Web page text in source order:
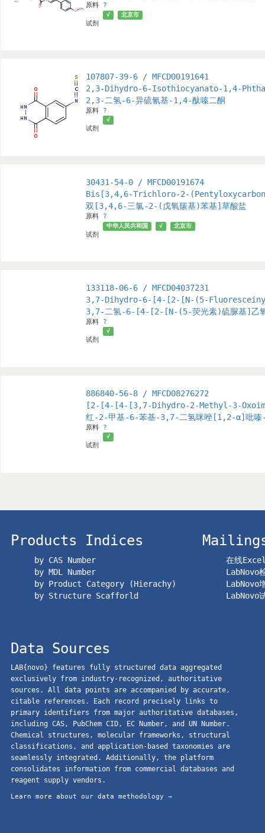
原料 ?
试剂
√ 北京市
107807-39-6 / MFCD00191641
2,3-Dihydro-6-Isothiocyanato-1,4-
2,3-二氢-6-异硫氰基-1,4-酞嗪二酮
原料 ?
试剂
√
30431-54-0 / MFCD00191674
Bis[3,4,6-Trichloro-2-
双[3,4,6-三氯-2-(戊氧羰基)苯基]草酸盐
原料 ?
试剂
中华人民共和国 √ 北京市
133118-06-6 / MFCD04037231
3,7-Dihydro-6-[4-[2-[N-(5-
3,7-二氢-6-[4-[2-[N-(5-荧光素)硫脲基]乙
原料 ?
试剂
√
886840-56-8 / MFCD08276272
[2-[4-[4-[3,7-Dihydro-2-Methyl-3-
红-2-甲基-6-苯基-3,7-二氢咪唑[1,2-α]吡嗪
原料 ?
试剂
√
Products Indices
by CAS Number
by MDL Number
by Product Category (Hierachy)
by Structure Scafforld
在线
LabNovo
LabNovo
LabNovo
Data Sources
LAB{novo} features fully structured data aggregated
exclusively from industry-recognized, authoritative
sources. All data points are accompanied by accurate,
citable references. Each record precisely links to
primary identifiers from major authoritative databases,
including CAS, PubChem CID, EC Number, and UN Number.
Chemical structures, molecular frameworks, structural
classifications, and application-based taxonomies are
seamlessly integrated. Additionally, the platform
consolidates information from commercial databases and
reagent supply vendors.
Learn more about our data methodology →